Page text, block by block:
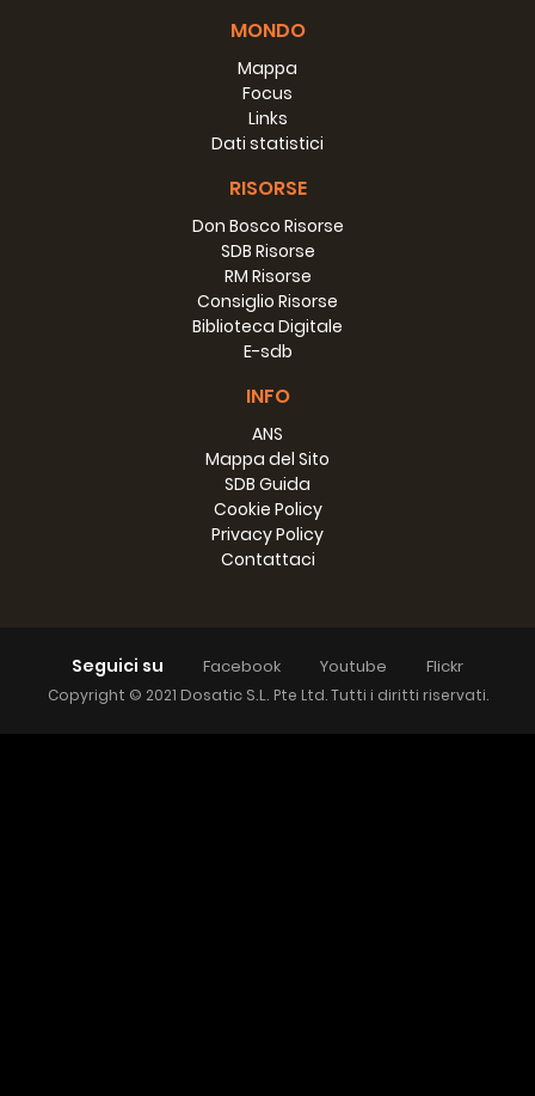
MONDO
Mappa
Focus
Links
Dati statistici
RISORSE
Don Bosco Risorse
SDB Risorse
RM Risorse
Consiglio Risorse
Biblioteca Digitale
E-sdb
INFO
ANS
Mappa del Sito
SDB Guida
Cookie Policy
Privacy Policy
Contattaci
Seguici su Facebook Youtube Flickr
Copyright © 2021 Dosatic S.L. Pte Ltd. Tutti i diritti riservati.